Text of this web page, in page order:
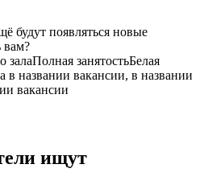
будут появляться новые
вам?
залаПолная занятостьБелая
в названии вакансии, в названии
вакансии
ищут